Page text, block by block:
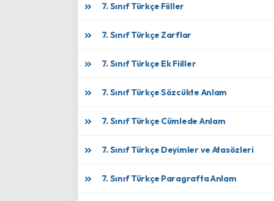
7. Sınıf Türkçe Fiiller
7. Sınıf Türkçe Zarflar
7. Sınıf Türkçe Ek Fiiller
7. Sınıf Türkçe Sözcükte Anlam
7. Sınıf Türkçe Cümlede Anlam
7. Sınıf Türkçe Deyimler ve Atasözleri
7. Sınıf Türkçe Paragrafta Anlam